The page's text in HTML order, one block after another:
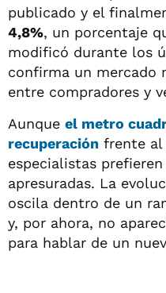
publicado y el
4,8%, un porcentaje
modificó durante los
confirma un mercado
entre compradores y
Aunque el metro
recuperación frente al
especialistas
apresuradas. La
oscila dentro de un
y, por ahora, no
para hablar de un